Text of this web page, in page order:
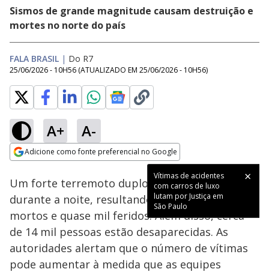
Sismos de grande magnitude causam destruição e
mortes no norte do país
FALA BRASIL | Do R7
25/06/2026 - 10H56 (ATUALIZADO EM 25/06/2026 - 10H56)
A+ A-
Adicione como fonte preferencial no Google
Vítimas de acidentes
com carros de luxo
lutam por Justiça em
São Paulo
Ativar
Loaded:
42.11%
Um forte terremoto duplo abalou a Venezuela
durante a noite, resultando em pelo menos 164
mortos e quase mil feridos. Além disso, cerca
de 14 mil pessoas estão desaparecidas. As
autoridades alertam que o número de vítimas
pode aumentar à medida que as equipes